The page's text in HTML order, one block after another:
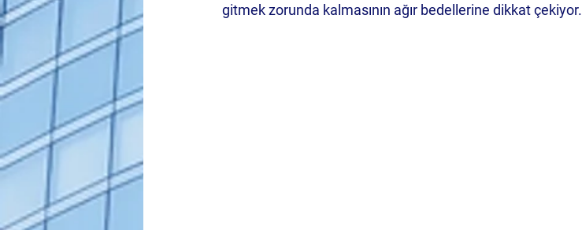
gitmek zorunda kalmasının ağır bedellerine dikkat çekiyor.